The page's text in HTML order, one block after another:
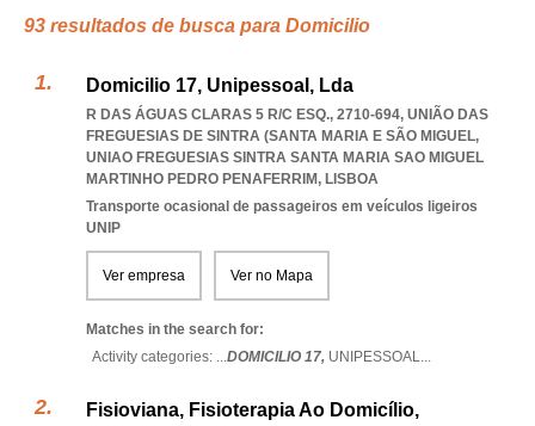
93 resultados de busca para Domicilio
Domicilio 17, Unipessoal, Lda
R DAS ÁGUAS CLARAS 5 R/C ESQ., 2710-694, UNIÃO DAS
FREGUESIAS DE SINTRA (SANTA MARIA E SÃO MIGUEL,
UNIAO FREGUESIAS SINTRA SANTA MARIA SAO MIGUEL
MARTINHO PEDRO PENAFERRIM, LISBOA
Transporte ocasional de passageiros em veículos ligeiros
UNIP
Ver empresa Ver no Mapa
Matches in the search for:
Activity categories: ...DOMICILIO 17, UNIPESSOAL...
Fisioviana, Fisioterapia Ao Domicílio,